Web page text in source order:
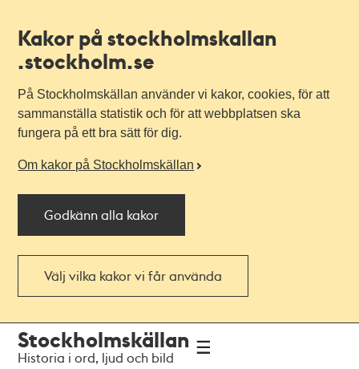
Kakor på stockholmskallan
.stockholm.se
På Stockholmskällan använder vi kakor, cookies, för att
sammanställa statistik och för att webbplatsen ska
fungera på ett bra sätt för dig.
Om kakor på Stockholmskällan
Godkänn alla kakor
Välj vilka kakor vi får använda
navigationen
huvudinnehållet
Stockholmskällan
Historia i ord, ljud och bild